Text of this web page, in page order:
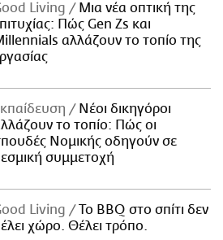
Living
Μια νέα οπτική της
Πώς Gen Zs και
αλλάζουν το τοπίο της
Νέοι δικηγόροι
το τοπίο: Πώς οι
Νομικής οδηγούν σε
συμμετοχή
Living
Το BBQ στο σπίτι δεν
χώρο. Θέλει τρόπο.